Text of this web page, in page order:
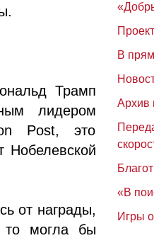
Трамп
лидером
Post, это
Нобелевской
от награды,
то могла бы
В
Архив
«В
Игры